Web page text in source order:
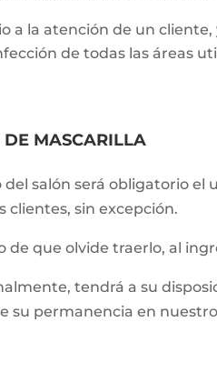
a la atención de un
de todas las áreas
DE MASCARILLA
del salón será obligatorio el
clientes, sin excepción.
de que olvide traerlo, al
tendrá a su
su permanencia en